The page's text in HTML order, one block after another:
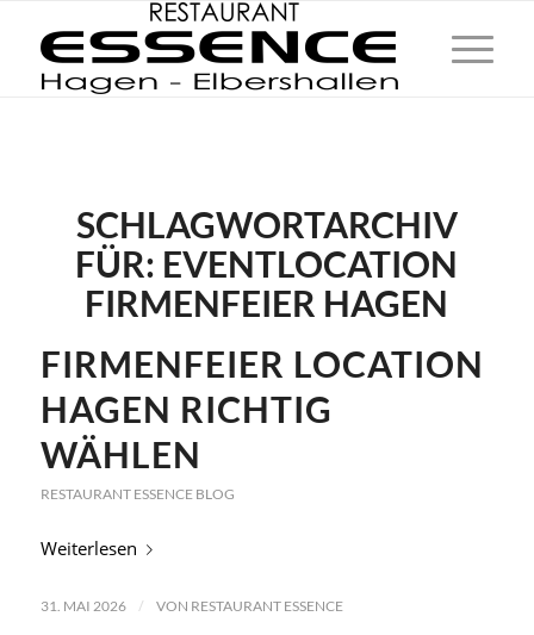
SCHLAGWORTARCHIV
FÜR: EVENTLOCATION
FIRMENFEIER HAGEN
FIRMENFEIER LOCATION
HAGEN RICHTIG
WÄHLEN
RESTAURANT ESSENCE BLOG
Weiterlesen
31. MAI 2026 / VON RESTAURANT ESSENCE